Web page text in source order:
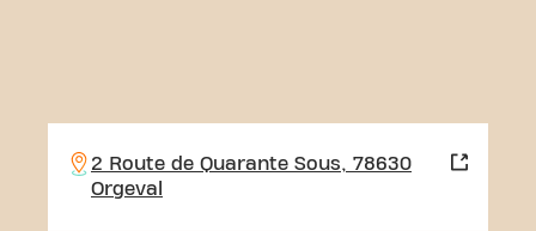
2 Route de Quarante Sous, 78630
Orgeval